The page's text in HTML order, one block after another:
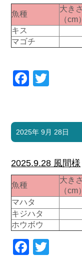
店舗情報
お問い合わせ
採用情報
魚種
大きさ
（cm）
キス
マゴチ
2025年 9月 28日
2025.9.28 風間様
魚種
大きさ
（cm）
マハタ
キジハタ
ホウボウ